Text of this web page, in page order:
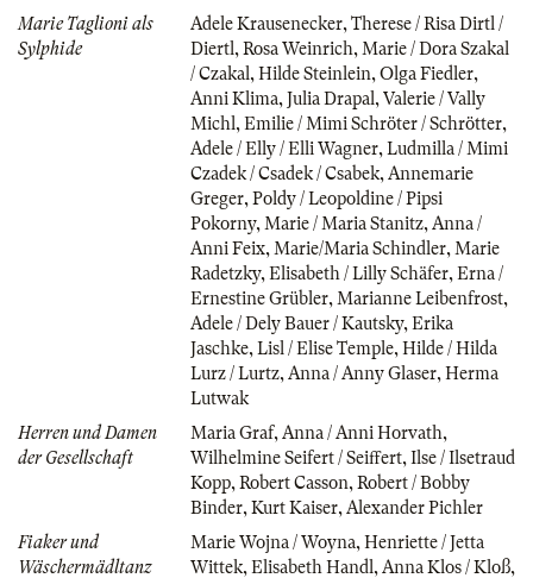
Marie Taglioni als
Sylphide
Adele Krausenecker, Therese / Risa Dirtl /
Diertl , Rosa Weinrich, Marie / Dora Szakal
/ Czakal , Hilde Steinlein, Olga Fiedler,
Anni Klima, Julia Drapal , Valerie / Vally
Michl , Emilie / Mimi Schröter / Schrötter,
Adele / Elly / Elli Wagner, Ludmilla / Mimi
Czadek / Csadek / Csabek, Annemarie
Greger, Poldy / Leopoldine / Pipsi
Pokorny, Marie / Maria Stanitz, Anna /
Anni Feix, Marie/Maria Schindler, Marie
Radetzky, Elisabeth / Lilly Schäfer, Erna /
Ernestine Grübler, Marianne Leibenfrost,
Adele / Dely Bauer / Kautsky, Erika
Jaschke, Lisl / Elise Temple, Hilde / Hilda
Lurz / Lurtz, Anna / Anny Glaser, Herma
Lutwak
Herren und Damen
der Gesellschaft
Maria Graf, Anna / Anni Horvath,
Wilhelmine Seifert / Seiffert, Ilse / Ilsetraud
Kopp, Robert Casson, Robert / Bobby
Binder, Kurt Kaiser, Alexander Pichler
Fiaker und
Wäschermädltanz
Marie Wojna / Woyna, Henriette / Jetta
Wittek, Elisabeth Handl , Anna Klos / Kloß,